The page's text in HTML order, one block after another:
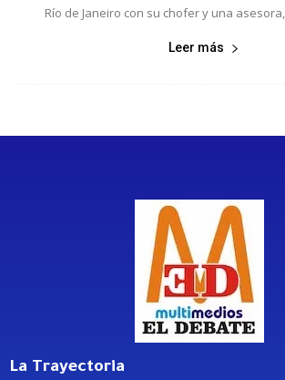
Río de Janeiro con su chofer y una
Leer más
La Trayectoria